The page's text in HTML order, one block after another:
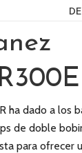
ha dado a los
de doble
para ofrecer